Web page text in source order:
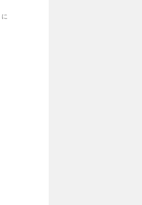
に